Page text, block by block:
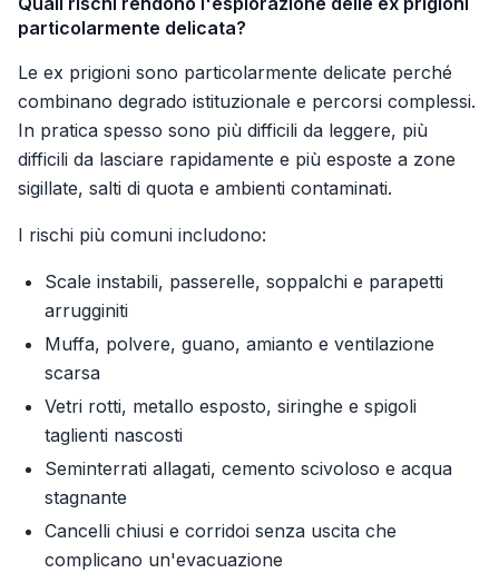
particolarmente delicata?
Le ex prigioni sono particolarmente delicate perché
combinano degrado istituzionale e percorsi complessi.
In pratica spesso sono più difficili da leggere, più
difficili da lasciare rapidamente e più esposte a zone
sigillate, salti di quota e ambienti contaminati.
I rischi più comuni includono:
Scale instabili, passerelle, soppalchi e parapetti
arrugginiti
Muffa, polvere, guano, amianto e ventilazione
scarsa
Vetri rotti, metallo esposto, siringhe e spigoli
taglienti nascosti
Seminterrati allagati, cemento scivoloso e acqua
stagnante
Cancelli chiusi e corridoi senza uscita che
complicano un'evacuazione